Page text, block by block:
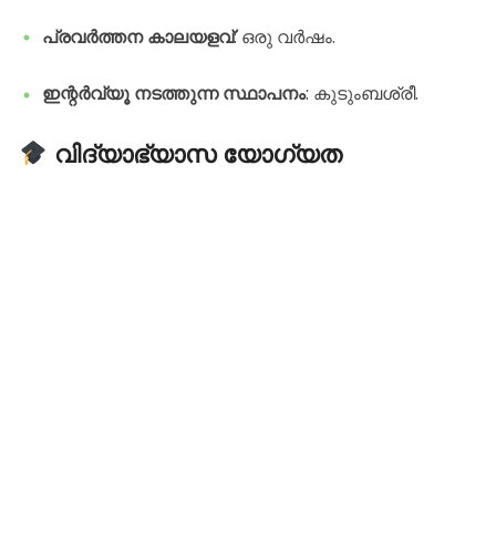
പ്രവർത്തന കാലയളവ്: ഒരു വർഷം.
ഇന്റർവ്യൂ നടത്തുന്ന സ്ഥാപനം: കുടുംബശ്രീ.
വിദ്യാഭ്യാസ യോഗ്യത